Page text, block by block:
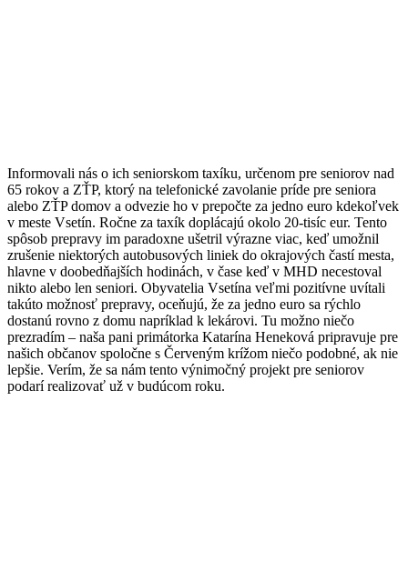
Informovali nás o ich seniorskom taxíku, určenom pre seniorov nad
65 rokov a ZŤP, ktorý na telefonické zavolanie príde pre seniora
alebo ZŤP domov a odvezie ho v prepočte za jedno euro kdekoľvek
v meste Vsetín. Ročne za taxík doplácajú okolo 20-tisíc eur. Tento
spôsob prepravy im paradoxne ušetril výrazne viac, keď umožnil
zrušenie niektorých autobusových liniek do okrajových častí mesta,
hlavne v doobedňajších hodinách, v čase keď v MHD necestoval
nikto alebo len seniori. Obyvatelia Vsetína veľmi pozitívne uvítali
takúto možnosť prepravy, oceňujú, že za jedno euro sa rýchlo
dostanú rovno z domu napríklad k lekárovi. Tu možno niečo
prezradím – naša pani primátorka Katarína Heneková pripravuje pre
našich občanov spoločne s Červeným krížom niečo podobné, ak nie
lepšie. Verím, že sa nám tento výnimočný projekt pre seniorov
podarí realizovať už v budúcom roku.